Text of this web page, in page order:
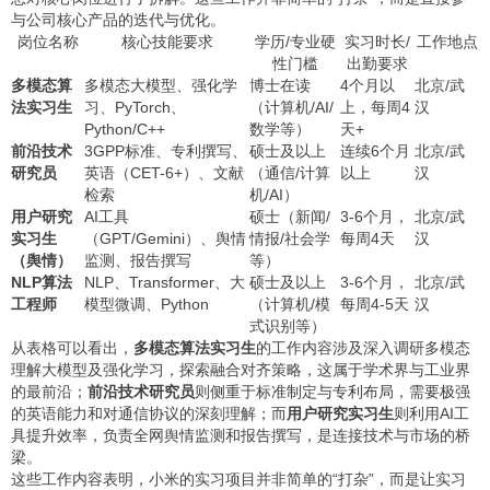
与公司核心产品的迭代与优化。
岗位名称
核心技能要求
学历/专业硬
性门槛
实习时长/
出勤要求
工作地点
多模态算
法实习生
多模态大模型、强化学
习、PyTorch、
Python/C++
博士在读
（计算机/AI/
数学等）
4个月以
上，每周4
天+
北京/武
汉
前沿技术
研究员
3GPP标准、专利撰写、
英语（CET-6+）、文献
检索
硕士及以上
（通信/计算
机/AI）
连续6个月
以上
北京/武
汉
用户研究
实习生
（舆情）
AI工具
（GPT/Gemini）、舆情
监测、报告撰写
硕士（新闻/
情报/社会学
等）
3-6个月，
每周4天
北京/武
汉
NLP算法
工程师
NLP、Transformer、大
模型微调、Python
硕士及以上
（计算机/模
式识别等）
3-6个月，
每周4-5天
北京/武
汉
从表格可以看出， 多模态算法实习生的工作内容涉及深入调研多模态
理解大模型及强化学习，探索融合对齐策略，这属于学术界与工业界
的最前沿； 前沿技术研究员则侧重于标准制定与专利布局，需要极强
的英语能力和对通信协议的深刻理解；而用户研究实习生则利用AI工
具提升效率，负责全网舆情监测和报告撰写，是连接技术与市场的桥
梁。
这些工作内容表明，小米的实习项目并非简单的“打杂”，而是让实习